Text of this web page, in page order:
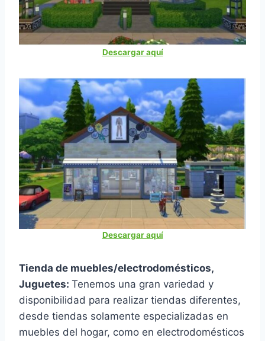
Descargar aquí
Descargar aquí
Tienda de muebles/electrodomésticos,
Juguetes: Tenemos una gran variedad y
disponibilidad para realizar tiendas diferentes,
desde tiendas solamente especializadas en
muebles del hogar, como en electrodomésticos